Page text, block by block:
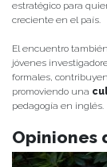
estratégico para
creciente en el país.
El encuentro
jóvenes
formales,
promoviendo una
pedagogía en inglés.
Opiniones